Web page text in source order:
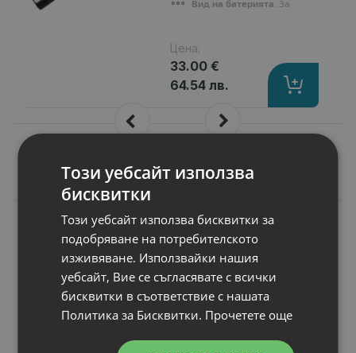
Вид на батерията: Заместител
Цена:
33.00 €
64.54 лв.
Подобни продукти
N
Чанта за лаптоп
Dell Pro 15-16
EcoLoop Urban
Sleeve - CV4625
За продукти с размери
Предназначен за: Таблети
Този уебсайт използва
бисквитки
Този уебсайт използва бисквитки за
подобряване на потребителското
изживяване. Използвайки нашия
уебсайт, Вие се съгласявате с всички
бисквитки в съответствие с нашата
Политика за Бисквитки. Прочетете още